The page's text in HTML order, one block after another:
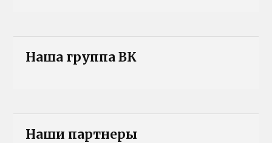
Наша группа ВК
Наши партнеры